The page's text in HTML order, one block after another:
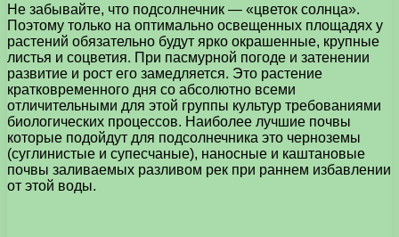
Не забывайте, что подсолнечник — «цветок солнца».
Поэтому только на оптимально освещенных площадях у
растений обязательно будут ярко окрашенные, крупные
листья и соцветия. При пасмурной погоде и затенении
развитие и рост его замедляется. Это растение
кратковременного дня со абсолютно всеми
отличительными для этой группы культур требованиями
биологических процессов. Наиболее лучшие почвы
которые подойдут для подсолнечника это черноземы
(суглинистые и супесчаные), наносные и каштановые
почвы заливаемых разливом рек при раннем избавлении
от этой воды.